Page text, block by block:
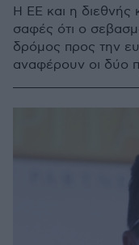
Η ΕΕ και η διεθνής
σαφές ότι ο
δρόμος προς την
αναφέρουν οι δύο